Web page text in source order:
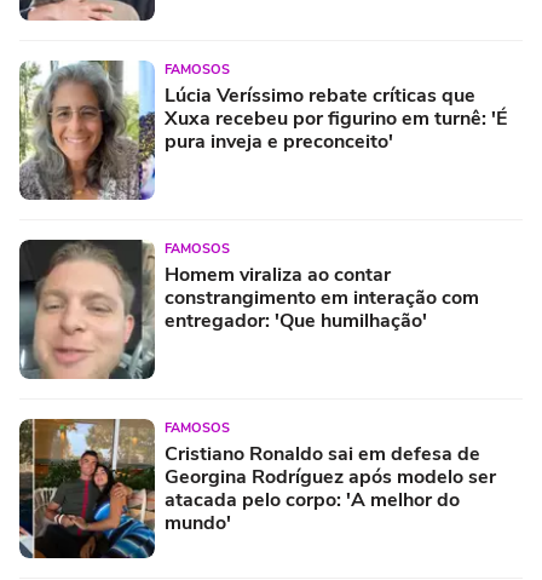
FAMOSOS
Lúcia Veríssimo rebate críticas que
Xuxa recebeu por figurino em turnê: 'É
pura inveja e preconceito'
FAMOSOS
Homem viraliza ao contar
constrangimento em interação com
entregador: 'Que humilhação'
FAMOSOS
Cristiano Ronaldo sai em defesa de
Georgina Rodríguez após modelo ser
atacada pelo corpo: 'A melhor do
mundo'